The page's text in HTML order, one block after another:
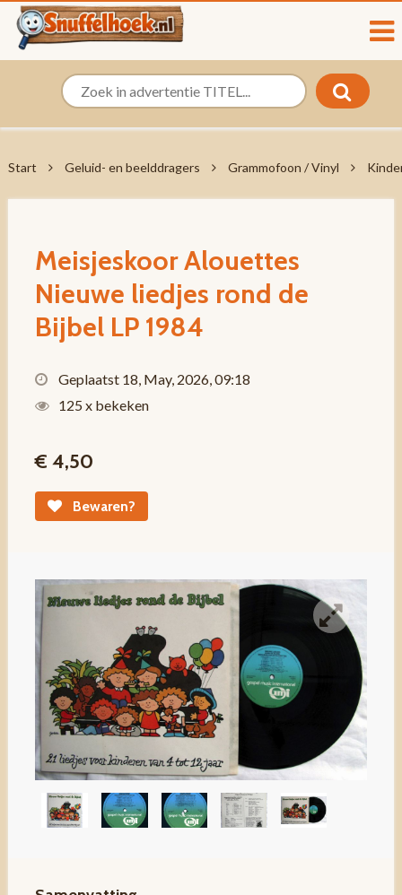
Start Geluid- en beelddragers Grammofoon / Vinyl
Meisjeskoor Alouettes
Nieuwe liedjes rond de
Bijbel LP 1984
Geplaatst 18, May, 2026, 09:18
125 x bekeken
€ 4,50
Bewaren?